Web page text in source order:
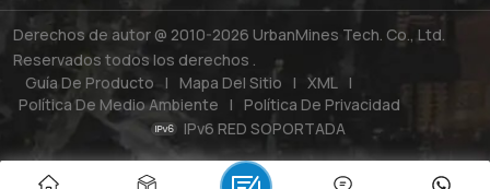
Derechos de autor @ 2010-2026 UrbanMines Tech. Co., Ltd.
Reservados todos los derechos .
Guía De Producto | Mapa Del Sitio | XML
|
Política De Medio Ambiente |
Política De Privacidad
IPv6 RED SOPORTADA